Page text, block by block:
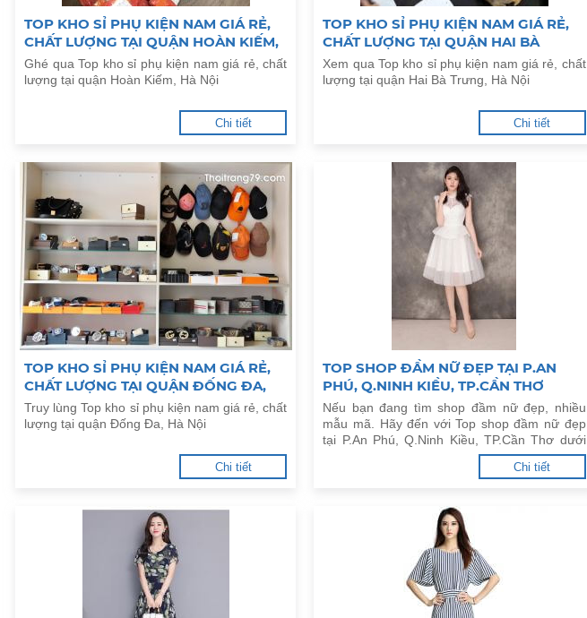
TOP KHO SỈ PHỤ KIỆN NAM GIÁ RẺ,
CHẤT LƯỢNG TẠI QUẬN HOÀN KIẾM,
HÀ NỘI
Ghé qua Top kho sỉ phụ kiện nam giá rẻ, chất
lượng tại quận Hoàn Kiếm, Hà Nội
Chi tiết
TOP KHO SỈ PHỤ KIỆN NAM GIÁ RẺ,
CHẤT LƯỢNG TẠI QUẬN HAI BÀ
TRƯNG, HÀ NỘI
Xem qua Top kho sỉ phụ kiện nam giá rẻ, chất
lượng tại quận Hai Bà Trưng, Hà Nội
Chi tiết
TOP KHO SỈ PHỤ KIỆN NAM GIÁ RẺ,
CHẤT LƯỢNG TẠI QUẬN ĐỐNG ĐA,
HÀ NỘI
Truy lùng Top kho sỉ phụ kiện nam giá rẻ, chất
lượng tại quận Đống Đa, Hà Nội
Chi tiết
TOP SHOP ĐẦM NỮ ĐẸP TẠI P.AN
PHÚ, Q.NINH KIỀU, TP.CẦN THƠ
Nếu bạn đang tìm shop đầm nữ đẹp, nhiều
mẫu mã. Hãy đến với Top shop đầm nữ đẹp
tại P.An Phú, Q.Ninh Kiều, TP.Cần Thơ dưới
Chi tiết